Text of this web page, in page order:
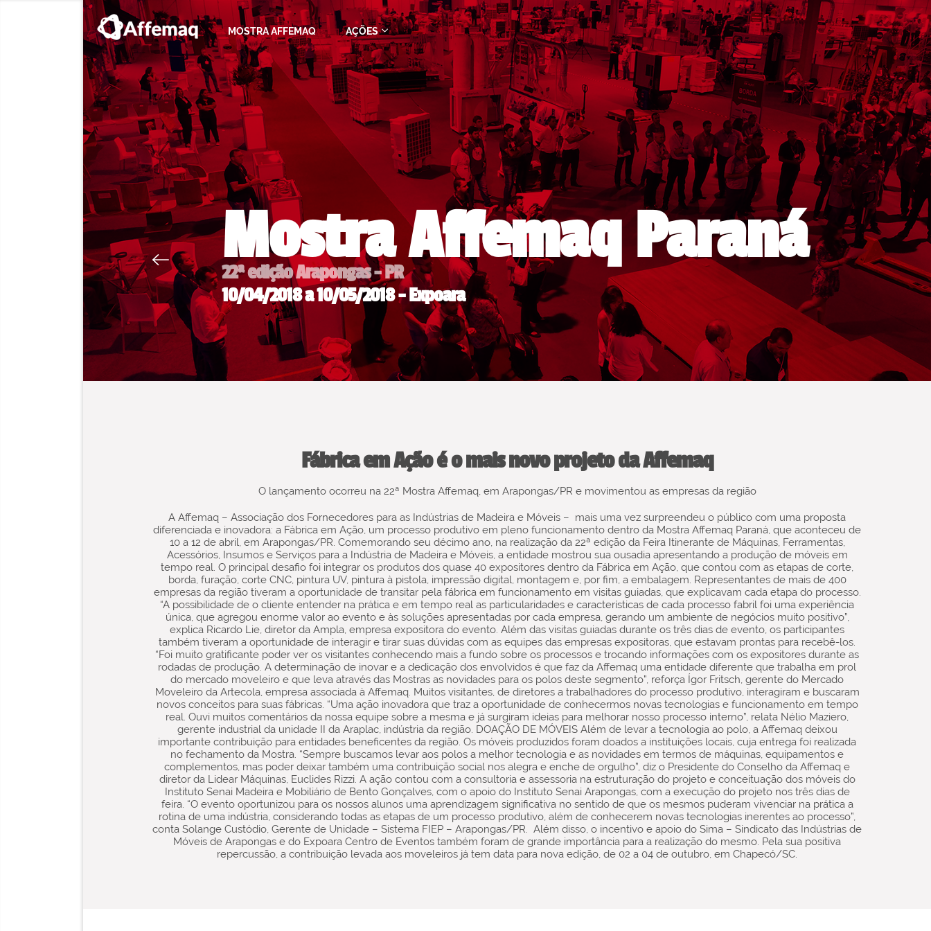
MOSTRA AFFEMAQ AÇÕES
Mostra Affemaq Paraná
22ª edição Arapongas - PR
10/04/2018 a 10/05/2018 - Expoara
Fábrica em Ação é o mais novo projeto da Affemaq
O lançamento ocorreu na 22ª Mostra Affemaq, em Arapongas/PR e movimentou as empresas da região
A Affemaq – Associação dos Fornecedores para as Indústrias de Madeira e Móveis – mais uma vez surpreendeu o público com uma proposta
diferenciada e inovadora: a Fábrica em Ação, um processo produtivo em pleno funcionamento dentro da Mostra Affemaq Paraná, que aconteceu de
10 a 12 de abril, em Arapongas/PR. Comemorando seu décimo ano, na realização da 22ª edição da Feira Itinerante de Máquinas, Ferramentas,
Acessórios, Insumos e Serviços para a Indústria de Madeira e Móveis, a entidade mostrou sua ousadia apresentando a produção de móveis em
tempo real. O principal desafio foi integrar os produtos dos quase 40 expositores dentro da Fábrica em Ação, que contou com as etapas de corte,
borda, furação, corte CNC, pintura UV, pintura à pistola, impressão digital, montagem e, por fim, a embalagem. Representantes de mais de 400
empresas da região tiveram a oportunidade de transitar pela fábrica em funcionamento em visitas guiadas, que explicavam cada etapa do processo.
“A possibilidade de o cliente entender na prática e em tempo real as particularidades e características de cada processo fabril foi uma experiência
única, que agregou enorme valor ao evento e às soluções apresentadas por cada empresa, gerando um ambiente de negócios muito positivo”,
explica Ricardo Lie, diretor da Ampla, empresa expositora do evento. Além das visitas guiadas durante os três dias de evento, os participantes
também tiveram a oportunidade de interagir e tirar suas dúvidas com as equipes das empresas expositoras, que estavam prontas para recebê-los.
“Foi muito gratificante poder ver os visitantes conhecendo mais a fundo sobre os processos e trocando informações com os expositores durante as
rodadas de produção. A determinação de inovar e a dedicação dos envolvidos é que faz da Affemaq uma entidade diferente que trabalha em prol
do mercado moveleiro e que leva através das Mostras as novidades para os polos deste segmento”, reforça Ígor Fritsch, gerente do Mercado
Moveleiro da Artecola, empresa associada à Affemaq. Muitos visitantes, de diretores a trabalhadores do processo produtivo, interagiram e buscaram
novos conceitos para suas fábricas. “Uma ação inovadora que traz a oportunidade de conhecermos novas tecnologias e funcionamento em tempo
real. Ouvi muitos comentários da nossa equipe sobre a mesma e já surgiram ideias para melhorar nosso processo interno”, relata Nélio Maziero,
gerente industrial da unidade II da Araplac, indústria da região. DOAÇÃO DE MÓVEIS Além de levar a tecnologia ao polo, a Affemaq deixou
importante contribuição para entidades beneficentes da região. Os móveis produzidos foram doados a instituições locais, cuja entrega foi realizada
no fechamento da Mostra. “Sempre buscamos levar aos polos a melhor tecnologia e as novidades em termos de máquinas, equipamentos e
complementos, mas poder deixar também uma contribuição social nos alegra e enche de orgulho”, diz o Presidente do Conselho da Affemaq e
diretor da Lidear Máquinas, Euclides Rizzi. A ação contou com a consultoria e assessoria na estruturação do projeto e conceituação dos móveis do
Instituto Senai Madeira e Mobiliário de Bento Gonçalves, com o apoio do Instituto Senai Arapongas, com a execução do projeto nos três dias de
feira. “O evento oportunizou para os nossos alunos uma aprendizagem significativa no sentido de que os mesmos puderam vivenciar na prática a
rotina de uma indústria, considerando todas as etapas de um processo produtivo, além de conhecerem novas tecnologias inerentes ao processo”,
conta Solange Custódio, Gerente de Unidade – Sistema FIEP – Arapongas/PR. Além disso, o incentivo e apoio do Sima – Sindicato das Indústrias de
Móveis de Arapongas e do Expoara Centro de Eventos também foram de grande importância para a realização do mesmo. Pela sua positiva
repercussão, a contribuição levada aos moveleiros já tem data para nova edição, de 02 a 04 de outubro, em Chapecó/SC.